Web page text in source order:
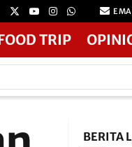
TRIP
BERITA